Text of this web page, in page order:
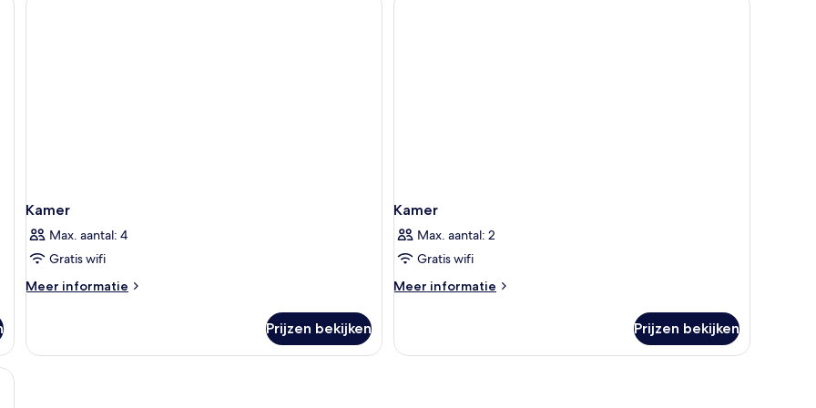
queensize
Kamer
Max. aantal: 4
Gratis wifi
Meer informatie
Meer
Prijzen bekijken
Kamer
Max. aantal: 2
Gratis wifi
Meer informatie
Meer
Prijzen bekijken